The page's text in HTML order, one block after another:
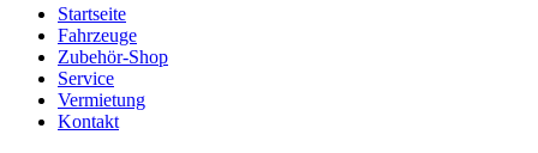
Startseite
Fahrzeuge
Zubehör-Shop
Service
Vermietung
Kontakt